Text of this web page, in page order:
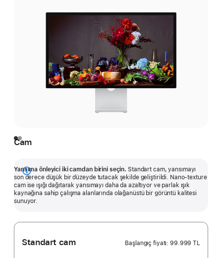
Cam
Yansıma önleyici iki camdan birini seçin. Standart cam, yansımayı
son derece düşük bir düzeyde tutacak şekilde geliştirildi. Nano‑texture
cam ise ışığı dağıtarak yansımayı daha da azaltıyor ve parlak ışık
kaynağına sahip çalışma alanlarında olağanüstü bir görüntü kalitesi
sunuyor.
Daha
fazlasını
göster
Standart cam Başlangıç fiyatı:99.999 TL